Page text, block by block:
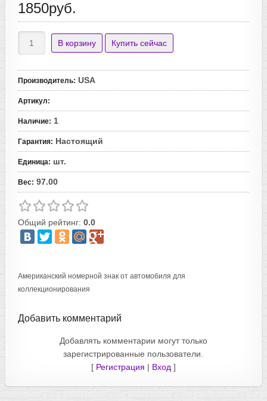
1850руб.
Производитель: USA
Артикул:
Наличие: 1
Гарантия: Настоящий
Единица: шт.
Вес: 97.00
Общий рейтинг: 0.0
Американский номерной знак от автомобиля для
коллекционирования
Добавить комментарий
Добавлять комментарии могут только
зарегистрированные пользователи.
[ Регистрация | Вход ]